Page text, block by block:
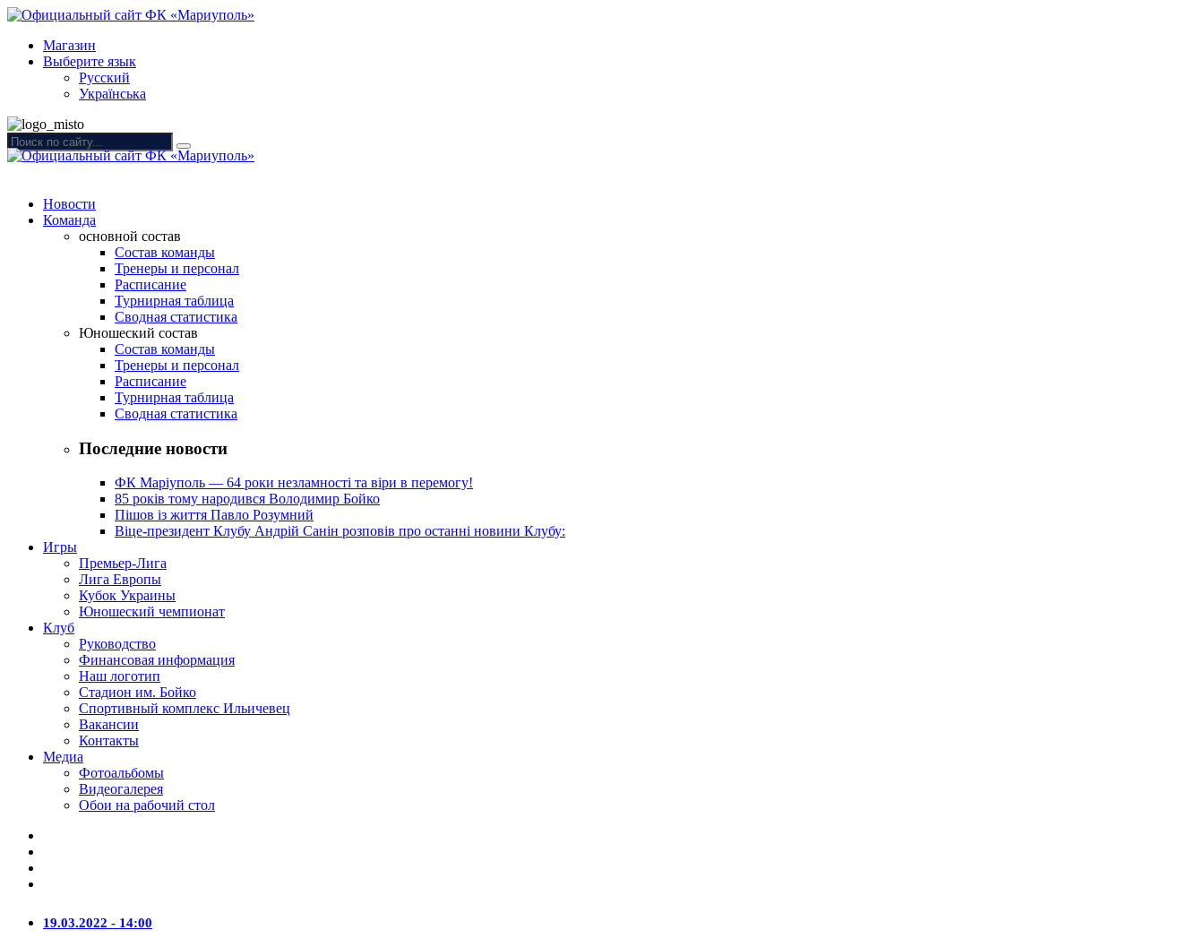
Магазин
Выберите язык
Русский
Українська
Новости
Команда
основной состав
Состав команды
Тренеры и персонал
Расписание
Турнирная таблица
Сводная статистика
Юношеский состав
Состав команды
Тренеры и персонал
Расписание
Турнирная таблица
Сводная статистика
Последние новости
ФК Маріуполь — 64 роки незламності та віри в перемогу!
85 років тому народився Володимир Бойко
Пішов із життя Павло Розумний
Віце-президент Клубу Андрій Санін розповів про останні новини Клубу:
Игры
Премьер-Лига
Лига Европы
Кубок Украины
Юношеский чемпионат
Клуб
Руководство
Финансовая информация
Наш логотип
Стадион им. Бойко
Спортивный комплекс Ильичевец
Вакансии
Контакты
Медиа
Фотоальбомы
Видеогалерея
Обои на рабочий стол
19.03.2022 - 14:00